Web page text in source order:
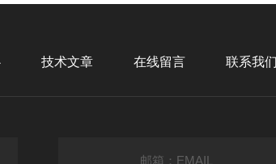
技术文章 在线留言 联系我们
邮箱：EMAIL